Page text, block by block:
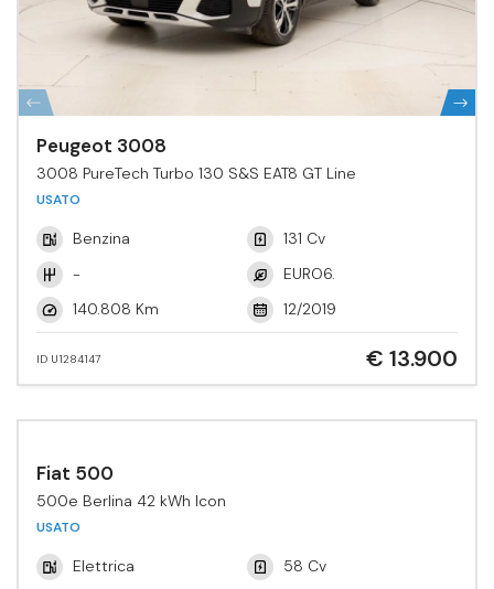
Peugeot 3008
3008 PureTech Turbo 130 S&S EAT8 GT Line
USATO
Benzina
131 Cv
-
EURO6.
140.808 Km
12/2019
ID U1284147 € 13.900
Fiat 500
500e Berlina 42 kWh Icon
USATO
Elettrica
58 Cv